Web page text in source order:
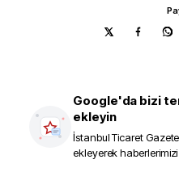
Google'da bizi
ekleyin
İstanbul Ticaret
ekleyerek